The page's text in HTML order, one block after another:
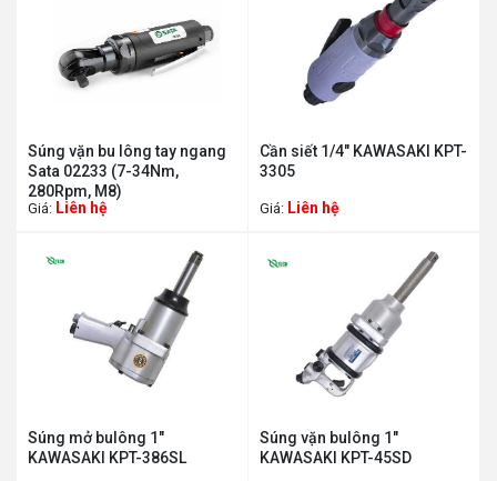
Súng vặn bu lông tay ngang
Sata 02233 (7-34Nm,
280Rpm, M8)
Giá: Liên hệ
Cần siết 1/4" KAWASAKI KPT-
3305
Giá: Liên hệ
Súng mở bulông 1"
KAWASAKI KPT-386SL
Súng vặn bulông 1"
KAWASAKI KPT-45SD